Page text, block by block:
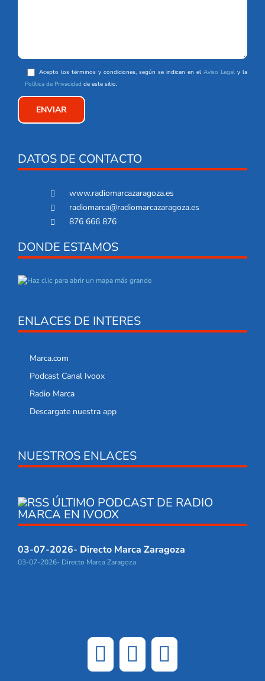
Acepto los términos y condiciones, según se indican en el Aviso Legal y la
Política de Privacidad de este sitio.
DATOS DE CONTACTO
www.radiomarcazaragoza.es
radiomarca@radiomarcazaragoza.es
876 666 876
DONDE ESTAMOS
ENLACES DE INTERES
Marca.com
Podcast Canal Ivoox
Radio Marca
Descargate nuestra app
NUESTROS ENLACES
ÚLTIMO PODCAST DE RADIO
MARCA EN IVOOX
03-07-2026- Directo Marca Zaragoza
03-07-2026- Directo Marca Zaragoza